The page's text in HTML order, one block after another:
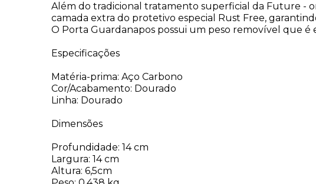
Além do tradicional tratamento superficial da Future -
camada extra do protetivo especial Rust Free,
O Porta Guardanapos possui um peso removível que
Especificações
Matéria-prima: Aço Carbono
Cor/Acabamento: Dourado
Linha: Dourado
Dimensões
Profundidade: 14 cm
Largura: 14 cm
Altura: 6,5cm